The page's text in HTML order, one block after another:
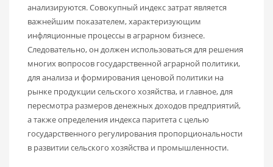
анализируются. Совокупный индекс затрат является
важнейшим показателем, характеризующим
инфляционные процессы в аграрном бизнесе.
Следовательно, он должен использоваться для решения
многих вопросов государственной аграрной политики,
для анализа и формирования ценовой политики на
рынке продукции сельского хозяйства, и главное, для
пересмотра размеров денежных доходов предприятий,
а также определения индекса паритета с целью
государственного регулирования пропорциональности
в развитии сельского хозяйства и промышленности.